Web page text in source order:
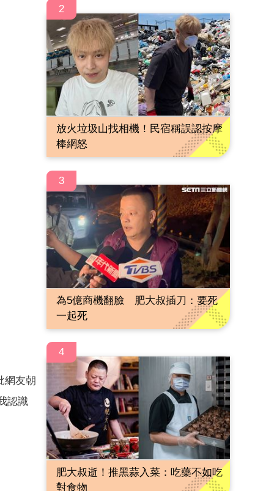
網友朝
認識
2
放火垃圾山找相機！民宿稱誤認按摩
棒網怒
3
為5億商機翻臉 肥大叔插刀：要死
一起死
4
肥大叔逝！推黑蒜入菜：吃藥不如吃
對食物